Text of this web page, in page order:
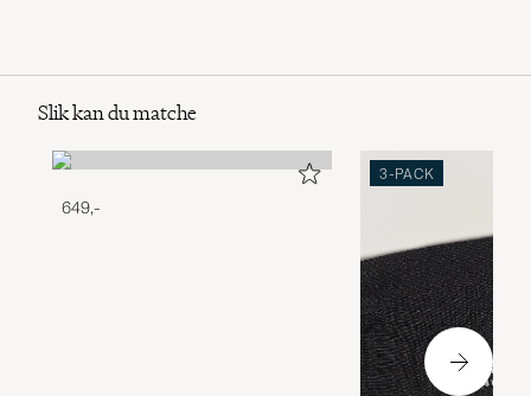
Slik kan du matche
649,-
3-PACK